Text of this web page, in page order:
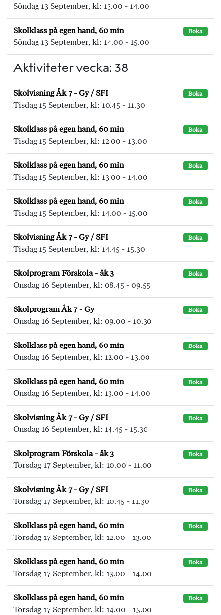
Söndag 13 September, kl: 13.00 - 14.00
Skolklass på egen hand, 60 min Boka
Söndag 13 September, kl: 14.00 - 15.00
Aktiviteter vecka: 38
Skolvisning Åk 7 - Gy / SFI Boka
Tisdag 15 September, kl: 10.45 - 11.30
Skolklass på egen hand, 60 min Boka
Tisdag 15 September, kl: 12.00 - 13.00
Skolklass på egen hand, 60 min Boka
Tisdag 15 September, kl: 13.00 - 14.00
Skolklass på egen hand, 60 min Boka
Tisdag 15 September, kl: 14.00 - 15.00
Skolvisning Åk 7 - Gy / SFI Boka
Tisdag 15 September, kl: 14.45 - 15.30
Skolprogram Förskola - åk 3 Boka
Onsdag 16 September, kl: 08.45 - 09.55
Skolprogram Åk 7 - Gy Boka
Onsdag 16 September, kl: 09.00 - 10.30
Skolklass på egen hand, 60 min Boka
Onsdag 16 September, kl: 12.00 - 13.00
Skolklass på egen hand, 60 min Boka
Onsdag 16 September, kl: 13.00 - 14.00
Skolvisning Åk 7 - Gy / SFI Boka
Onsdag 16 September, kl: 14.45 - 15.30
Skolprogram Förskola - åk 3 Boka
Torsdag 17 September, kl: 10.00 - 11.00
Skolvisning Åk 7 - Gy / SFI Boka
Torsdag 17 September, kl: 10.45 - 11.30
Skolklass på egen hand, 60 min Boka
Torsdag 17 September, kl: 12.00 - 13.00
Skolklass på egen hand, 60 min Boka
Torsdag 17 September, kl: 13.00 - 14.00
Skolklass på egen hand, 60 min Boka
Torsdag 17 September, kl: 14.00 - 15.00